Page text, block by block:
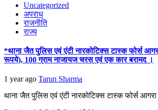
Uncategorized
अपराध
राजनीति
राज्य
*थाना जैत पुलिस एवं एंटी नारकोटिक्स टास्क फोर्स
रूपये), 100 ग्राम नाजायज चरस एवं एक कार बरामद ।
1 year ago Tarun Sharma
थाना जैत पुलिस एवं एंटी नारकोटिक्स टास्क फोर्स